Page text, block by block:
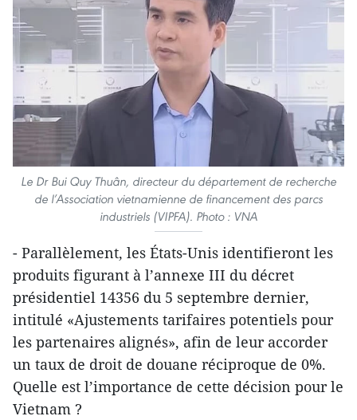
Le Dr Bui Quy Thuân, directeur du département de recherche
de l’Association vietnamienne de financement des parcs
industriels (VIPFA). Photo : VNA
- Parallèlement, les États-Unis identifieront les
produits figurant à l’annexe III du décret
présidentiel 14356 du 5 septembre dernier,
intitulé «Ajustements tarifaires potentiels pour
les partenaires alignés», afin de leur accorder
un taux de droit de douane réciproque de 0%.
Quelle est l’importance de cette décision pour le
Vietnam ?